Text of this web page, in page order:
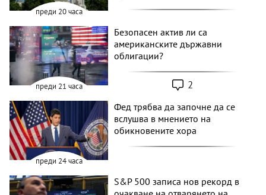
преди 20 часа
преди 21 часа
Безопасен актив ли са
американските държавни
облигации?
2
преди 24 часа
Фед трябва да започне да се
вслушва в мнението на
обикновените хора
S&P 500 записа нов рекорд в